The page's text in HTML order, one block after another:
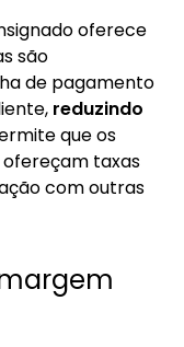
oferece
são
de pagamento
reduzindo
que os
taxas
com outras